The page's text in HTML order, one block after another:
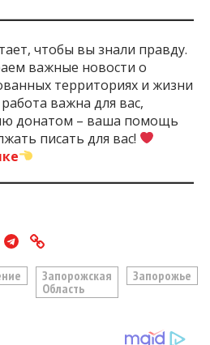
чтобы вы знали правду.
важные новости о
территориях и жизни
важна для вас,
донатом – ваша помощь
писать для вас!
Запорожская
Область
Запорожье